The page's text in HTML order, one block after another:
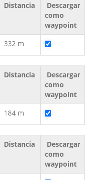
Distancia
Descargar
como
waypoint
332 m
Distancia
Descargar
como
waypoint
184 m
Distancia
Descargar
como
waypoint